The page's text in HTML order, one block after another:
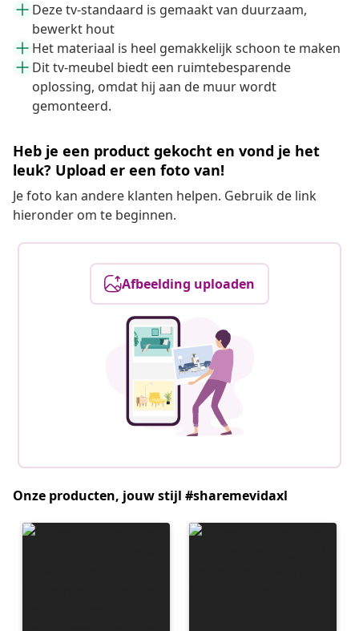
Deze tv-standaard is gemaakt van duurzaam,
bewerkt hout
Het materiaal is heel gemakkelijk schoon te maken
Dit tv-meubel biedt een ruimtebesparende
oplossing, omdat hij aan de muur wordt
gemonteerd.
Heb je een product gekocht en vond je het
leuk? Upload er een foto van!
Je foto kan andere klanten helpen. Gebruik de link
hieronder om te beginnen.
Afbeelding uploaden
Onze producten, jouw stijl #sharemevidaxl